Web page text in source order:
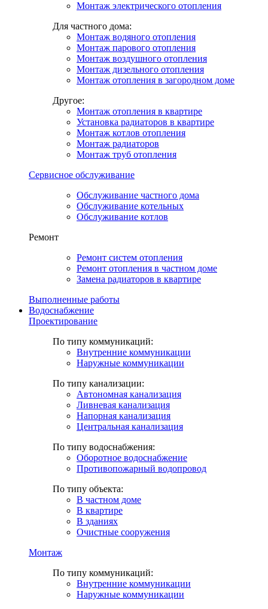
Монтаж электрического отопления
Для частного дома:
Монтаж водяного отопления
Монтаж парового отопления
Монтаж воздушного отопления
Монтаж дизельного отопления
Монтаж отопления в загородном доме
Другое:
Монтаж отопления в квартире
Установка радиаторов в квартире
Монтаж котлов отопления
Монтаж радиаторов
Монтаж труб отопления
Сервисное обслуживание
Обслуживание частного дома
Обслуживание котельных
Обслуживание котлов
Ремонт
Ремонт систем отопления
Ремонт отопления в частном доме
Замена радиаторов в квартире
Выполненные работы
Водоснабжение
Проектирование
По типу коммуникаций:
Внутренние коммуникации
Наружные коммуникации
По типу канализации:
Автономная канализация
Ливневая канализация
Напорная канализация
Центральная канализация
По типу водоснабжения:
Оборотное водоснабжение
Противопожарный водопровод
По типу объекта:
В частном доме
В квартире
В зданиях
Очистные сооружения
Монтаж
По типу коммуникаций:
Внутренние коммуникации
Наружные коммуникации